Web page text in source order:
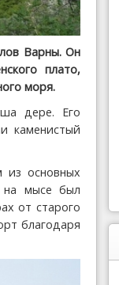
Варны. Он
плато,
моря.
дере. Его
каменистый
из основных
на мысе был
от старого
благодаря